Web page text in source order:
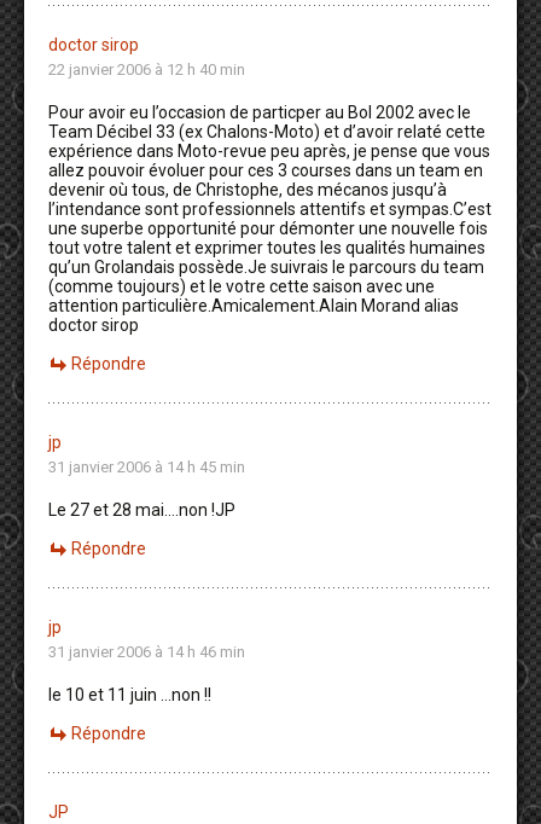
doctor sirop
22 janvier 2006 à 12 h 40 min
Pour avoir eu l’occasion de particper au Bol 2002 avec le
Team Décibel 33 (ex Chalons-Moto) et d’avoir relaté cette
expérience dans Moto-revue peu après, je pense que vous
allez pouvoir évoluer pour ces 3 courses dans un team en
devenir où tous, de Christophe, des mécanos jusqu’à
l’intendance sont professionnels attentifs et sympas.C’est
une superbe opportunité pour démonter une nouvelle fois
tout votre talent et exprimer toutes les qualités humaines
qu’un Grolandais possède.Je suivrais le parcours du team
(comme toujours) et le votre cette saison avec une
attention particulière.Amicalement.Alain Morand alias
doctor sirop
Répondre
jp
31 janvier 2006 à 14 h 45 min
Le 27 et 28 mai….non !JP
Répondre
jp
31 janvier 2006 à 14 h 46 min
le 10 et 11 juin …non !!
Répondre
JP